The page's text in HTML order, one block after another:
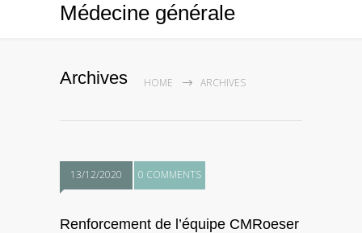
Médecine générale
Archives HOME ARCHIVES
13/12/2020 0 COMMENTS
Renforcement de l’équipe CMRoeser